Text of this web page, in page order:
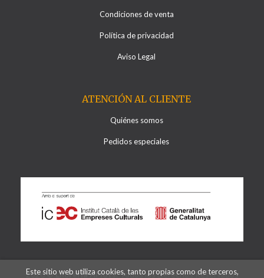
Condiciones de venta
Política de privacidad
Aviso Legal
ATENCIÓN AL CLIENTE
Quiénes somos
Pedidos especiales
2026 ©Llibreria Al·lots. Todos los Derechos Reservados
Este sitio web utiliza cookies, tanto propias como de terceros,